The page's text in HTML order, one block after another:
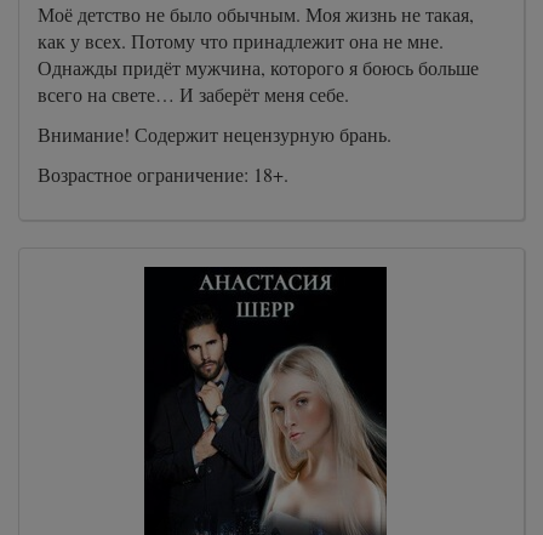
Моё детство не было обычным. Моя жизнь не такая,
как у всех. Потому что принадлежит она не мне.
Однажды придёт мужчина, которого я боюсь больше
всего на свете… И заберёт меня себе.
Внимание! Содержит нецензурную брань.
Возрастное ограничение: 18+.